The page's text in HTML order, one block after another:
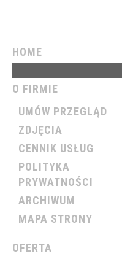
HOME
O FIRMIE
UMÓW PRZEGLĄD
ZDJĘCIA
CENNIK USŁUG
POLITYKA
PRYWATNOŚCI
ARCHIWUM
MAPA STRONY
OFERTA